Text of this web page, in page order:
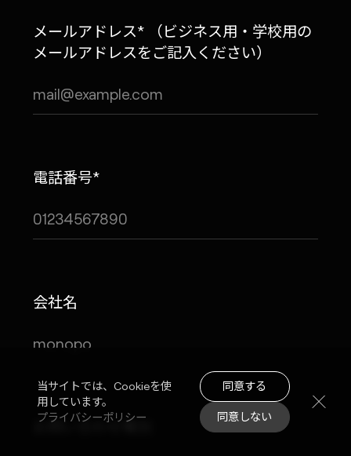
当サイトでは、Cookieを使
用しています。
プライバシーポリシー
同意する
同意しない
メールアドレス* （ビジネス用・学校用の
メールアドレスをご記入ください）
電話番号*
会社名
お問い合わせ種別